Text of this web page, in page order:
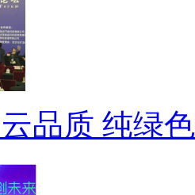
品质 纯绿